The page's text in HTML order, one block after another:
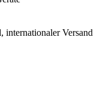
internationaler Versand